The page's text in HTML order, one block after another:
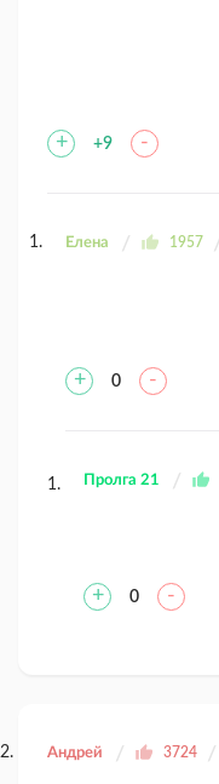
+ +9 -
Елена 1957
+ 0 -
Пролга 21
+ 0 -
Андрей 3724